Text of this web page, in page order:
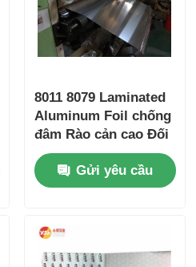
8011 8079 Laminated
Aluminum Foil chống
đâm Rào cản cao Đối
với dược phẩm
Blister Thực phẩm
mỹ phẩm công
nhiệt
Gửi yêu cầu